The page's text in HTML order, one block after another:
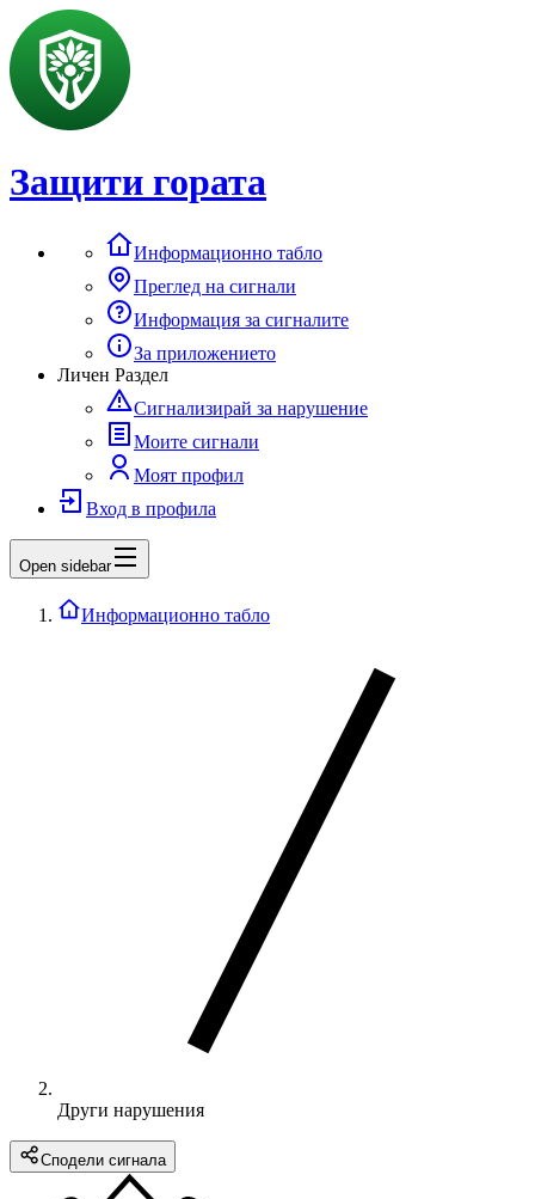
Защити гората
Информационно табло
Преглед на сигнали
Информация за сигналите
За приложението
Личен Раздел
Сигнализирай за нарушение
Моите сигнали
Моят профил
Вход в профила
Open sidebar
Информационно табло
Други нарушения
Сподели сигнала